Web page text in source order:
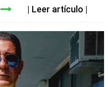
Leer artículo